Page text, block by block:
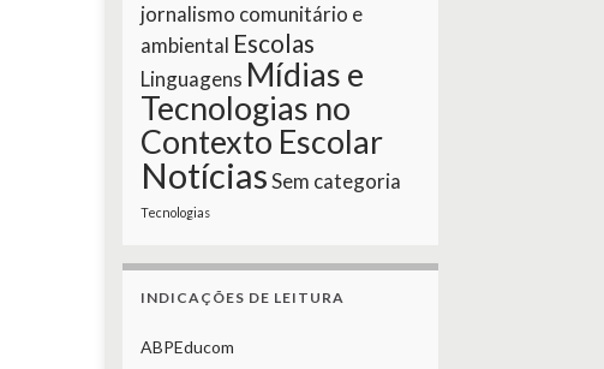
jornalismo comunitário e
ambiental Escolas
Linguagens Mídias e
Tecnologias no
Contexto Escolar
NotíciasSem categoria
Tecnologias
INDICAÇÕES DE LEITURA
ABPEducom